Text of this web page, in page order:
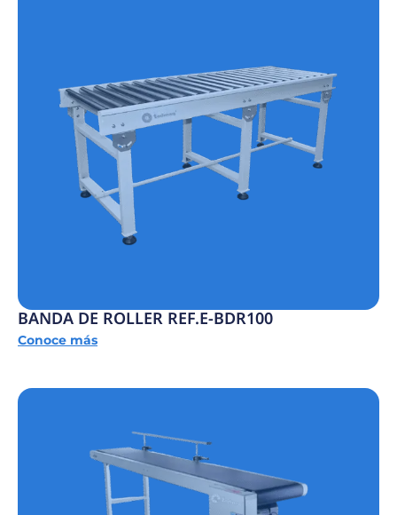
BANDA DE ROLLER REF.E-BDR100
Conoce más